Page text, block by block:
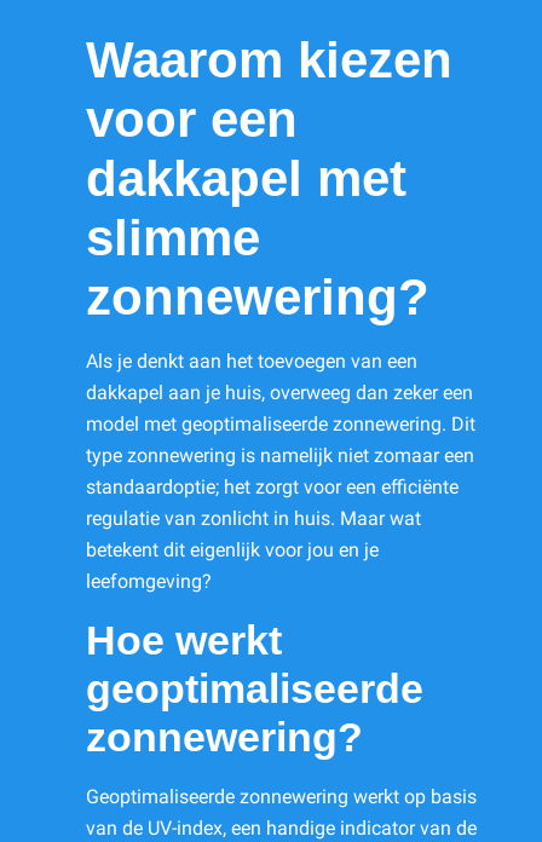
Waarom kiezen
voor een
dakkapel met
slimme
zonnewering?
Als je denkt aan het toevoegen van een
dakkapel aan je huis, overweeg dan zeker een
model met geoptimaliseerde zonnewering. Dit
type zonnewering is namelijk niet zomaar een
standaardoptie; het zorgt voor een efficiënte
regulatie van zonlicht in huis. Maar wat
betekent dit eigenlijk voor jou en je
leefomgeving?
Hoe werkt
geoptimaliseerde
zonnewering?
Geoptimaliseerde zonnewering werkt op basis
van de UV-index, een handige indicator van de